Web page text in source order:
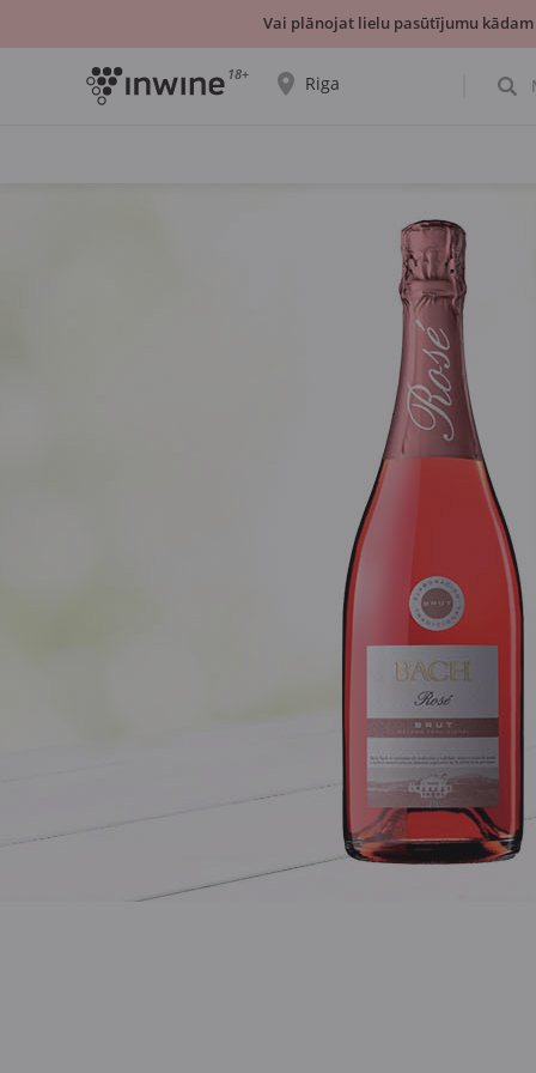
18+ Riga
Vai plānojat lielu pasūtījumu